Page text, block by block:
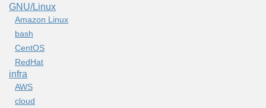
GNU/Linux
Amazon Linux
bash
CentOS
RedHat
infra
AWS
cloud